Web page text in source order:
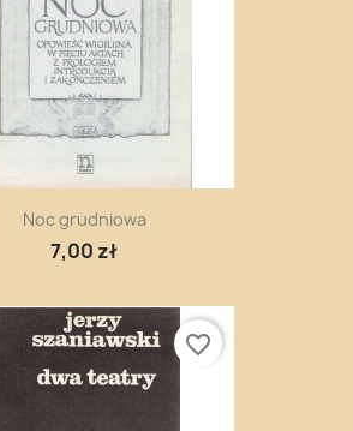
Noc grudniowa
7,00 zł
favorite_border